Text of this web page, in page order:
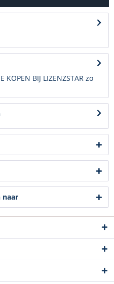
KOPEN BIJ LIZENZSTAR zo
naar